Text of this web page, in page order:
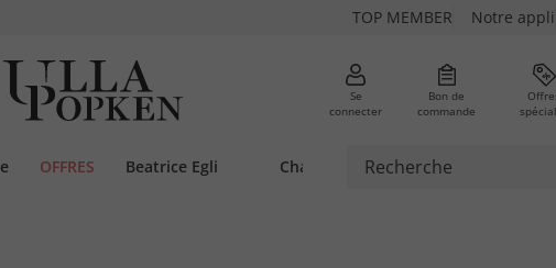
TOP MEMBER Notre appli
Se
connecter
Bon de
commande
OFFRES Beatrice Egli Chaussures